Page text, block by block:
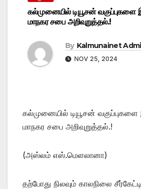
கல்முனையில் டியூசன் வகுப்புகளை
மாநகர சபை அறிவுறுத்தல்.!
By Kalmunainet
NOV 25, 2024
கல்முனையில் டியூசன் வகுப்புகளை
மாநகர சபை அறிவுறுத்தல்.!
(அஸ்லம் எஸ்.மெளலானா)
தற்போது நிலவும் காலநிலை